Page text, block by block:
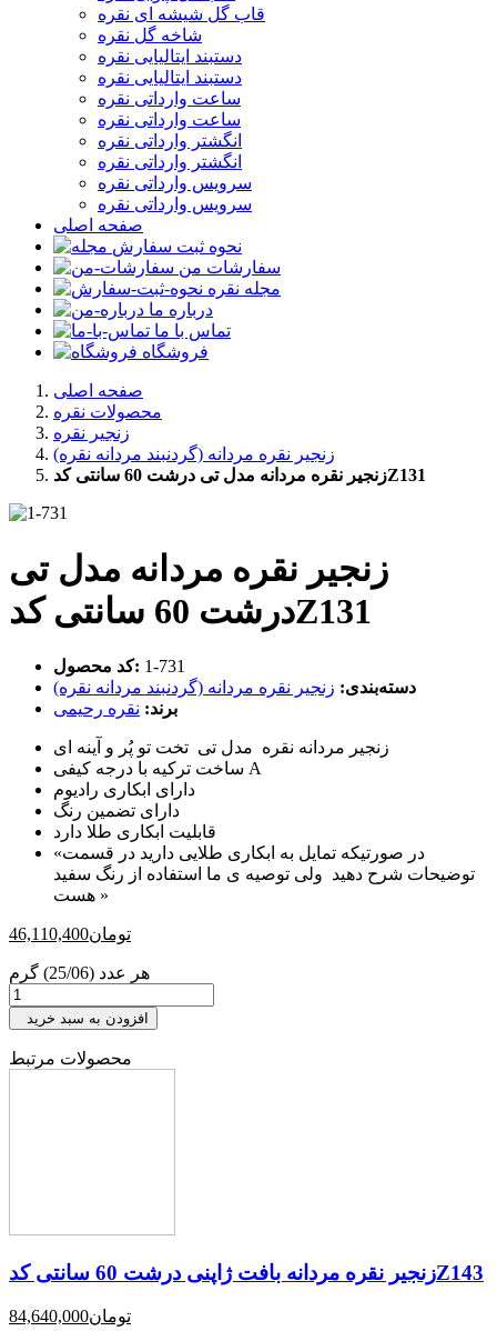
قاب گل شیشه ای نقره
شاخه گل نقره
دستبند ایتالیایی نقره
دستبند ایتالیایی نقره
ساعت وارداتی نقره
ساعت وارداتی نقره
انگشتر وارداتی نقره
انگشتر وارداتی نقره
سرویس وارداتی نقره
سرویس وارداتی نقره
صفحه اصلی
نحوه ثبت سفارش
سفارشات من
مجله نقره
درباره ما
تماس با ما
فروشگاه
صفحه اصلی
محصولات نقره
زنجیر نقره
زنجیر نقره مردانه (گردنبند مردانه نقره)
زنجیر نقره مردانه مدل تی درشت 60 سانتی کدZ131
زنجیر نقره مردانه مدل تی
درشت 60 سانتی کدZ131
کد محصول: ‎1-731
دسته‌بندی: زنجیر نقره مردانه (گردنبند مردانه نقره)
برند: نقره رحیمی
ساخت ترکیه با درجه کیفی A
«در صورتیکه تمایل به ابکاری طلایی دارید در قسمت
توضیحات شرح دهید ولی توصیه ی ما استفاده از رنگ سفید
هست »
46,110,400تومان
هر عدد (25/06) گرم
افزودن به سبد خرید
محصولات مرتبط
زنجیر نقره مردانه بافت ژاپنی درشت 60 سانتی کدZ143
84,640,000تومان